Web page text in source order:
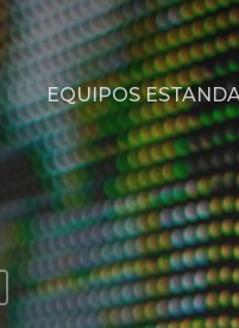
EQUIPOS